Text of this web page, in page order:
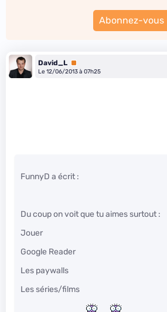
Abonnez-vous
David_L Premium
Le 12/06/2013 à 07h25
FunnyD a écrit :
Du coup on voit que tu aimes surtout :
Jouer
Google Reader
Les paywalls
Les séries/films